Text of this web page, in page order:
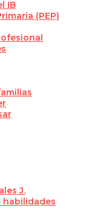
IB
(PEP)
J.
habilidades